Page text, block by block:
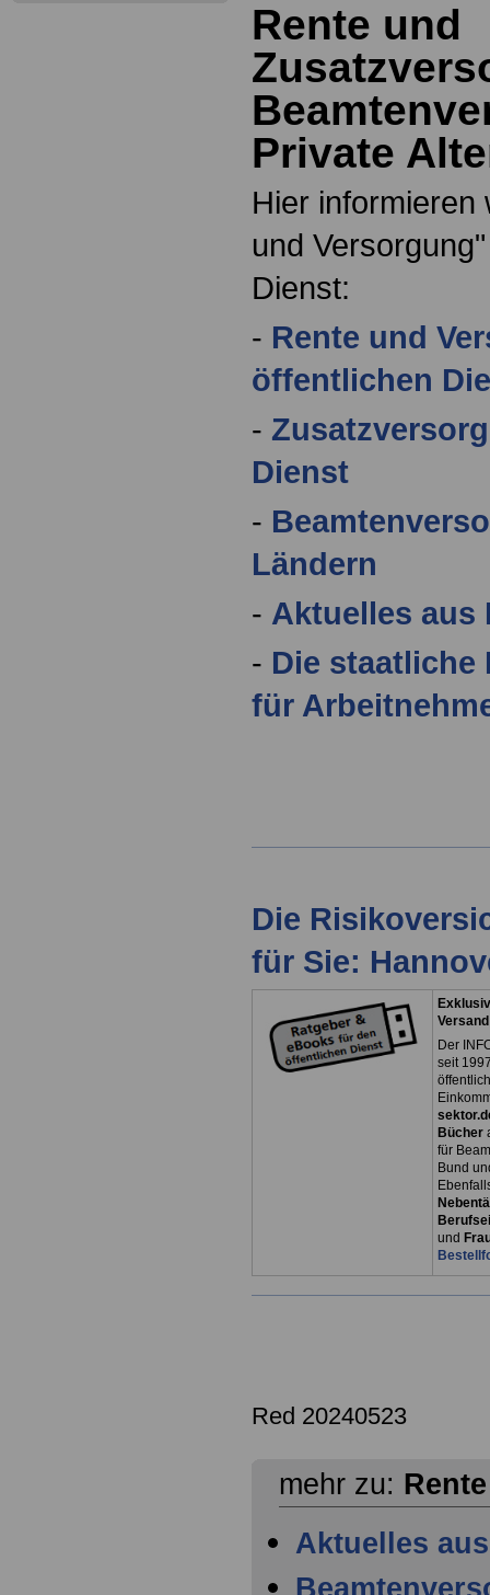
Rente und
Private
Hier informieren
und
Dienst:
- Rente und
öffentlichen
-
Dienst
-
Ländern
- Aktuelles aus
- Die staatliche
für
Die
für Sie:
Der
seit
Bücher
für
Bund
und
Red 20240523
mehr zu:
Aktuelles